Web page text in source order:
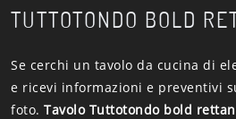
TUTTOTONDO BOLD
Se cerchi un tavolo da cucina di
e ricevi informazioni e preventivi
foto. Tavolo Tuttotondo bold